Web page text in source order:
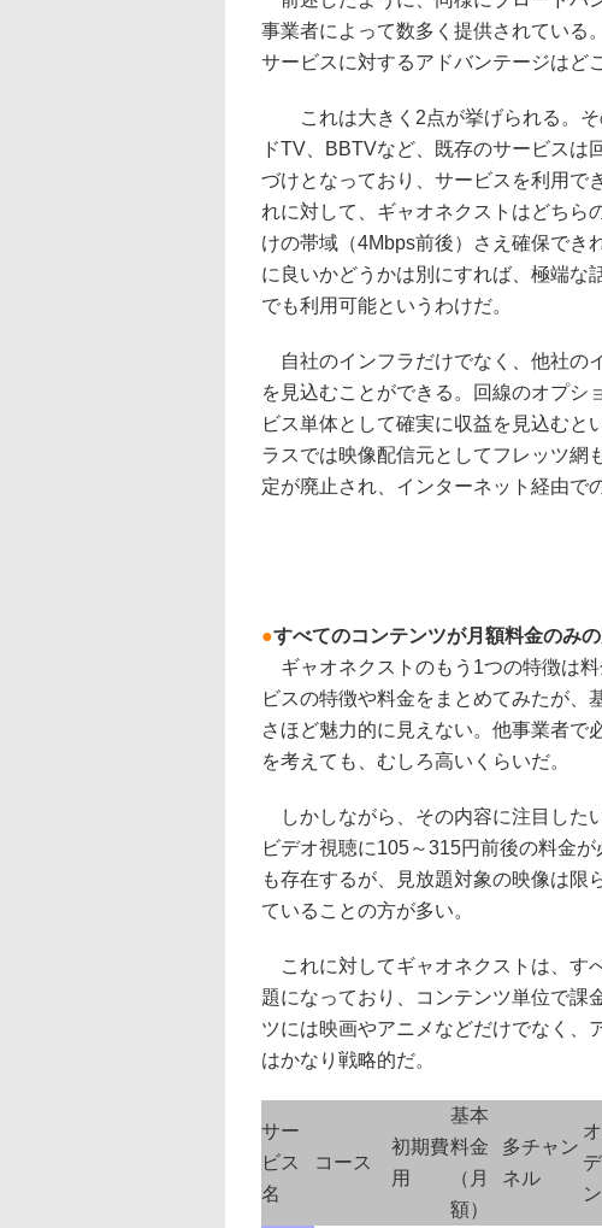
事業者によって数多く提供されている
サービスに対するアドバンテージはど
これは大きく2点が挙げられる。そ
ドTV、BBTVなど、既存のサービスは
づけとなっており、サービスを利用で
れに対して、ギャオネクストはどちら
けの帯域（4Mbps前後）さえ確保でき
に良いかどうかは別にすれば、極端な
でも利用可能というわけだ。
自社のインフラだけでなく、他社の
を見込むことができる。回線のオプシ
ビス単体として確実に収益を見込むと
ラスでは映像配信元としてフレッツ網
定が廃止され、インターネット経由で
●すべてのコンテンツが月額料金のみ
ギャオネクストのもう1つの特徴は
ビスの特徴や料金をまとめてみたが、
さほど魅力的に見えない。他事業者で
を考えても、むしろ高いくらいだ。
しかしながら、その内容に注目した
ビデオ視聴に105～315円前後の料金
も存在するが、見放題対象の映像は限
ていることの方が多い。
これに対してギャオネクストは、す
題になっており、コンテンツ単位で課
ツには映画やアニメなどだけでなく、
はかなり戦略的だ。
サー
ビス
名
コース
初期費
用
基本
料金
（月
額）
多チャン
ネル